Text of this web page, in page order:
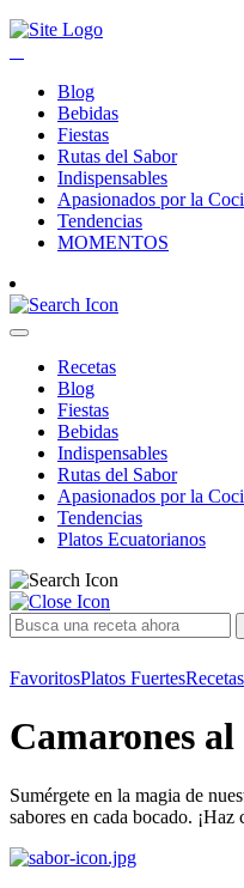
Blog
Bebidas
Fiestas
Rutas del Sabor
Indispensables
Apasionados por la
Tendencias
MOMENTOS
Recetas
Blog
Fiestas
Bebidas
Indispensables
Rutas del Sabor
Apasionados por la
Tendencias
Platos Ecuatorianos
FavoritosPlatos FuertesRecetas
Camarones al
Sumérgete en la magia de
sabores en cada bocado.